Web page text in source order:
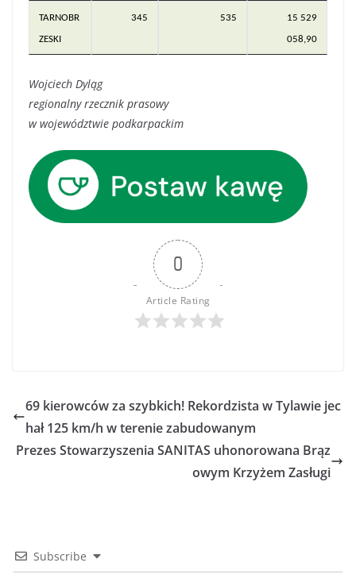
TARNOBR
ZESKI
345 535 15 529
058,90
Wojciech Dyląg
regionalny rzecznik prasowy
w województwie podkarpackim
0
Article Rating
69 kierowców za szybkich! Rekordzista w Tylawie jec
hał 125 km/h w terenie zabudowanym
Prezes Stowarzyszenia SANITAS uhonorowana Brąz
owym Krzyżem Zasługi
Subscribe